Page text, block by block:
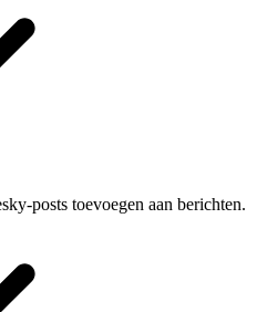
posts toevoegen aan berichten.